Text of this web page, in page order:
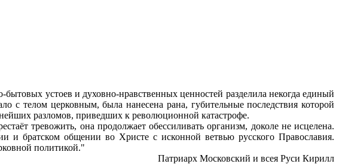
устоев и духовно-нравственных ценностей разделила некогда единый
с телом церковным, была нанесена рана, губительные последствия которой
разломов, приведших к революционной катастрофе.
тревожить, она продолжает обессиливать организм, доколе не исцелена.
братском общении во Христе с исконной ветвью русского Православия.
политикой."
Патриарх Московский и всея Руси Кирилл